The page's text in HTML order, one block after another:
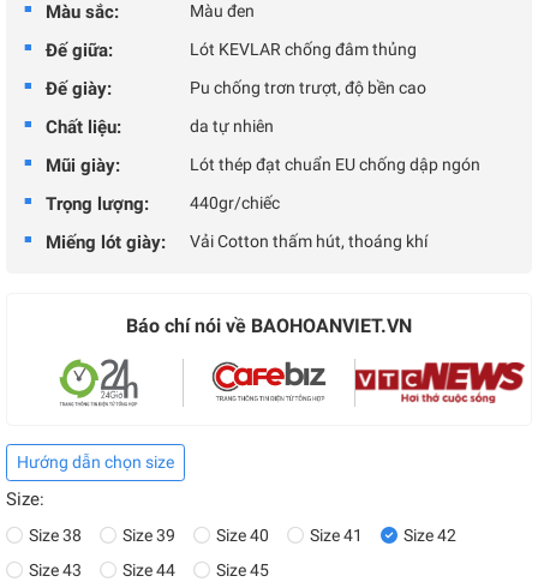
Màu sắc: Màu đen
Đế giữa: Lót KEVLAR chống đâm thủng
Đế giày: Pu chống trơn trượt, độ bền cao
Chất liệu: da tự nhiên
Mũi giày: Lót thép đạt chuẩn EU chống dập ngón
Trọng lượng: 440gr/chiếc
Miếng lót giày: Vải Cotton thấm hút, thoáng khí
Báo chí nói về BAOHOANVIET.VN
Hướng dẫn chọn size
Size:
Size 38 Size 39 Size 40 Size 41
Size 42
Size 43
Size 44 Size 45